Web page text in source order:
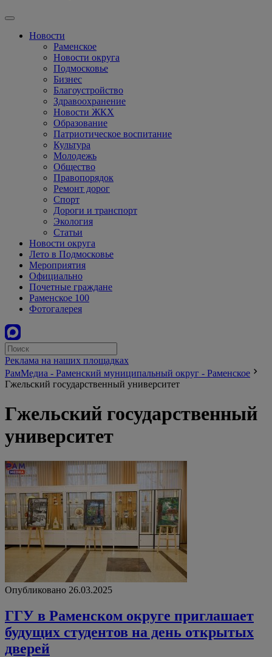
Новости
Раменское
Новости округа
Подмосковье
Бизнес
Благоустройство
Здравоохранение
Новости ЖКХ
Образование
Патриотическое воспитание
Культура
Молодежь
Общество
Правопорядок
Ремонт дорог
Спорт
Дороги и транспорт
Экология
Статьи
Новости округа
Лето в Подмосковье
Мероприятия
Официально
Почетные граждане
Раменское 100
Фотогалерея
Реклама на наших площадках
РамМедиа - Раменский муниципальный округ - Раменское
Гжельский государственный университет
Гжельский государственный
университет
Опубликовано 26.03.2025
ГГУ в Раменском округе приглашает
будущих студентов на день открытых
дверей